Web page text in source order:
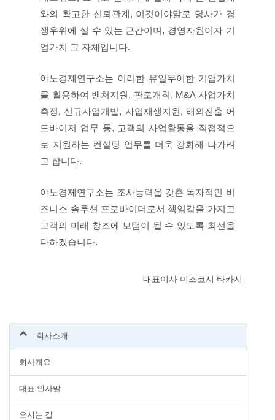
와의 확고한 신뢰관계, 이것이야말로 당사가 경
쟁우위에 설 수 있는 근간이며, 경영자원이자 기
업가치 그 자체입니다.
야노경제연구소는 이러한 유일무이한 기업가치
를 활용하여 벤처지원, 판로개척, M&A 사업가치
측정, 신규사업개발, 사업재생지원, 해외진출 어
드바이저 업무 등, 고객의 사업활동을 직접적으
로 지원하는 컨설팅 업무를 더욱 강화해 나가려
고 합니다.
야노경제연구소는 조사능력을 갖춘 독자적인 비
즈니스 솔루션 프로바이더로서 책임감을 가지고
고객의 미래 창조에 보탬이 될 수 있도록 최선을
다하겠습니다.
대표이사 미즈코시 타카시
회사소개
회사개요
대표 인사말
오시는 길